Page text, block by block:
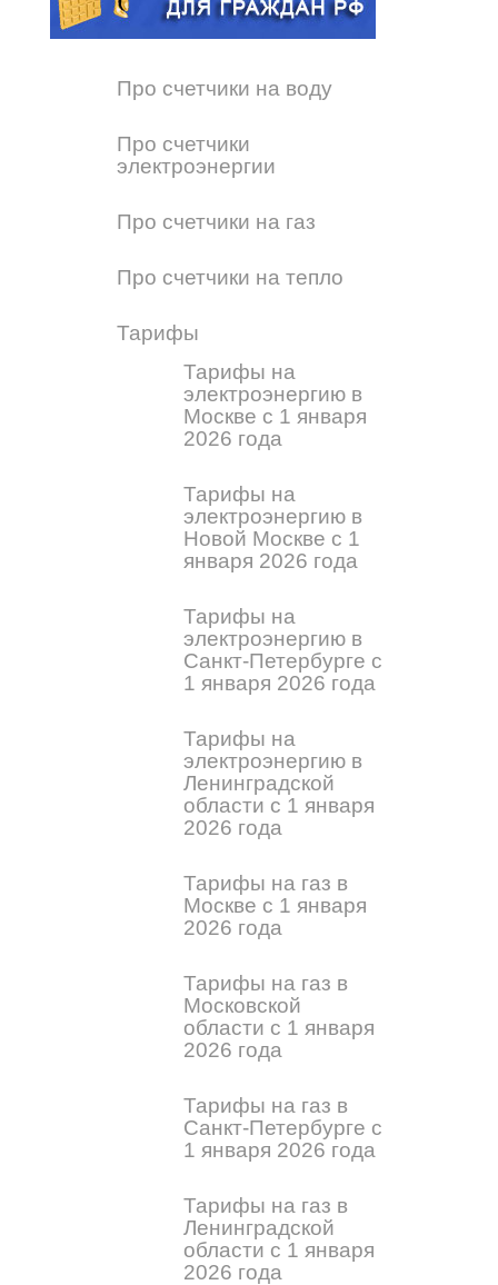
Про счетчики на воду
Про счетчики
электроэнергии
Про счетчики на газ
Про счетчики на тепло
Тарифы
Тарифы на
электроэнергию в
Москве с 1 января
2026 года
Тарифы на
электроэнергию в
Новой Москве с 1
января 2026 года
Тарифы на
электроэнергию в
Санкт-Петербурге с
1 января 2026 года
Тарифы на
электроэнергию в
Ленинградской
области с 1 января
2026 года
Тарифы на газ в
Москве с 1 января
2026 года
Тарифы на газ в
Московской
области с 1 января
2026 года
Тарифы на газ в
Санкт-Петербурге с
1 января 2026 года
Тарифы на газ в
Ленинградской
области с 1 января
2026 года